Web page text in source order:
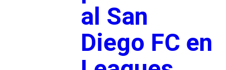
al San
Diego FC en